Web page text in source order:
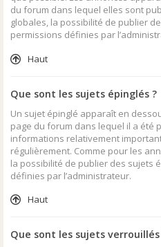
du forum dans lequel elles sont
globales, la possibilité de publier
permissions définies par
Haut
Que sont les sujets épinglés ?
Un sujet épinglé apparaît en
page du forum dans lequel il a été
informations relativement
régulièrement. Comme pour les
la possibilité de publier des sujets
définies par l’administrateur.
Haut
Que sont les sujets verrouillés